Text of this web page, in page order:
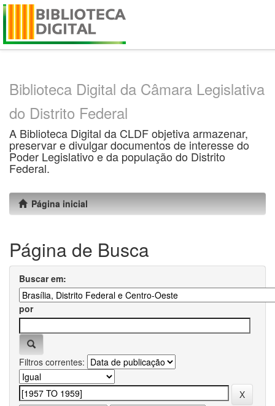
Skip
Biblioteca Digital da Câmara Legislativa
do Distrito Federal
A Biblioteca Digital da CLDF objetiva armazenar,
preservar e divulgar documentos de interesse do
Poder Legislativo e da população do Distrito
Federal.
Página inicial
Página de Busca
Buscar em:
por
Filtros correntes: